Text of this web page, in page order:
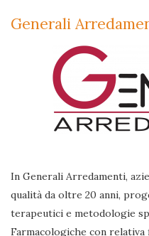
Generali
In Generali Arredamenti,
qualità da oltre 20 anni,
terapeutici e metodologie
Farmacologiche con